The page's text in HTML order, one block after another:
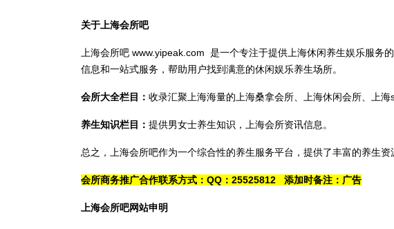
关于 上海会所吧
上海会所吧 www.yipeak.com 是一个专注于提供 上海休闲养生娱乐服务
信息和一站式服务，帮助用户找到满意的休闲娱乐养生场所。
会所大全栏目： 收录汇聚 上海海量的 上海桑拿会所、 上海休闲会所、 上海
养生知识栏目： 提供男女士养生知识， 上海会所资讯信息。
总之， 上海会所吧作为一个综合性的养生服务平台，提供了丰富的养生资
会所商务推广合作联系方式：QQ：25525812 添加时备注：广告
上海会所吧网站申明